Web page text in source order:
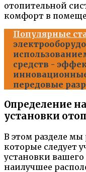
отопительной
комфорт в
Популярные
средств -
передовые
Определение
установки
В этом разделе
которые следует
установки
наилучшее